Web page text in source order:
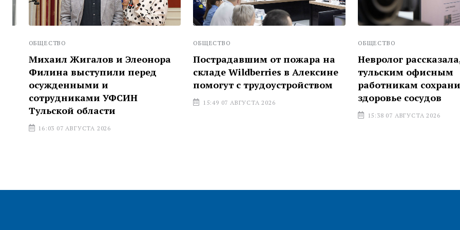
ОБЩЕСТВО
Михаил Жигалов и Элеонора
Филина выступили перед
осужденными и
сотрудниками УФСИН
Тульской области
16:03 07 АВГУСТА 2026
ОБЩЕСТВО
Пострадавшим от пожара на
складе Wildberries в Алексине
помогут с трудоустройством
15:49 07 АВГУСТА 2026
ОБЩЕСТВО
Невролог рассказала,
тульским офисным
работникам сохранить
здоровье сосудов
15:38 07 АВГУСТА 2026